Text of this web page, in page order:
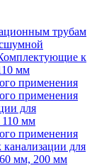
трубам
к
мм
применения
применения
для
мм
применения
для
мм, 200 мм